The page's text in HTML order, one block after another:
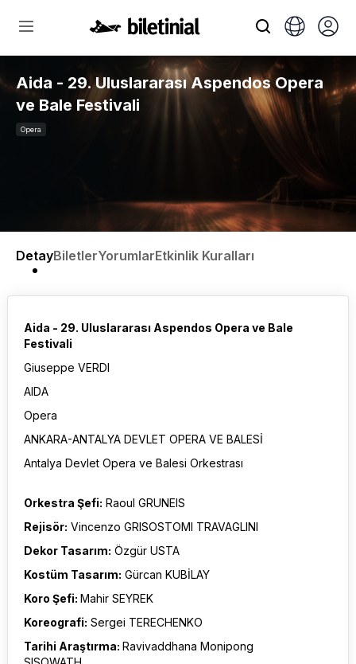
Aida - 29. Uluslararası Aspendos Opera
ve Bale Festivali
Opera
DetayBiletlerYorumlarEtkinlik Kuralları
Aida - 29. Uluslararası Aspendos Opera ve Bale
Festivali
Giuseppe VERDI
AIDA
Opera
ANKARA-ANTALYA DEVLET OPERA VE BALESİ
Antalya Devlet Opera ve Balesi Orkestrası
Orkestra Şefi: Raoul GRUNEIS
Rejisör: Vincenzo GRISOSTOMI TRAVAGLINI
Dekor Tasarım: Özgür USTA
Kostüm Tasarım: Gürcan KUBİLAY
Koro Şefi: Mahir SEYREK
Koreografi: Sergei TERECHENKO
Tarihi Araştırma: Ravivaddhana Monipong